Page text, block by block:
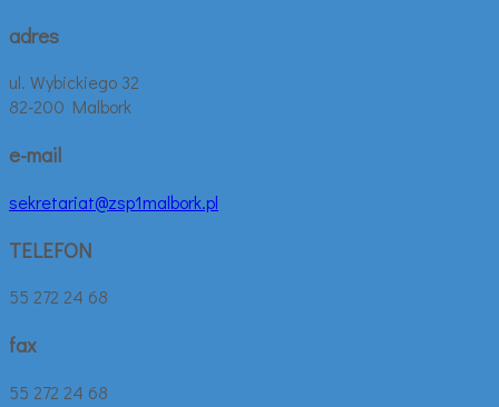
adres
ul. Wybickiego 32
82-200 Malbork
e-mail
sekretariat@zsp1malbork.pl
TELEFON
55 272 24 68
fax
55 272 24 68